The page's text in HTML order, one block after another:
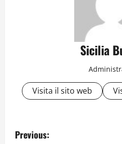
Sicilia
Visita il sito web
P
Previous: